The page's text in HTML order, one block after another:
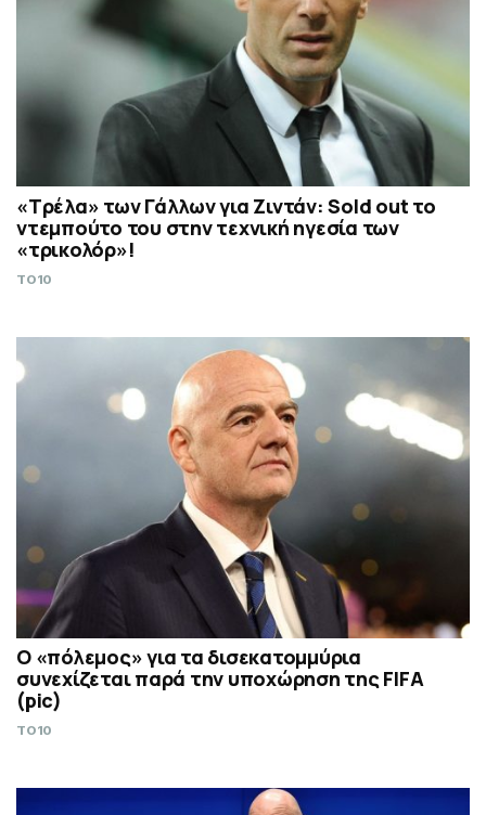
«Τρέλα» των Γάλλων για Ζιντάν: Sold out το
ντεμπούτο του στην τεχνική ηγεσία των
«τρικολόρ»!
TO10
Ο «πόλεμος» για τα δισεκατομμύρια
συνεχίζεται παρά την υποχώρηση της FIFA
(pic)
TO10